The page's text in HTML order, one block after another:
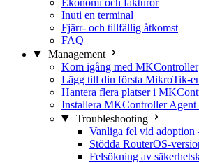
Inuti en terminal
Fjärr- och tillfällig åtkomst
FAQ
Management
Kom igång med MKController
Lägg till din första MikroTik-
Hantera flera platser i
Installera MKController
Troubleshooting
Vanliga fel vid
Stödda RouterOS-
Felsökning av